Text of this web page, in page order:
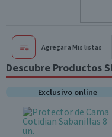
Agregar a Mis listas
Descubre Productos
Exclusivo online